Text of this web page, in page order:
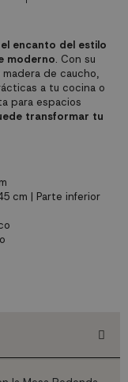
encanto del estilo
moderno. Con su
de caucho,
a tu cocina o
para espacios
transformar tu
cm | Parte inferior